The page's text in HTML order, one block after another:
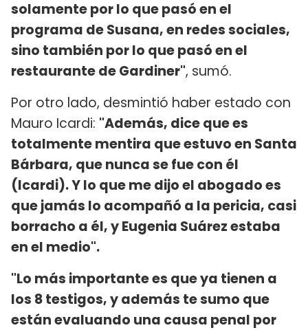
solamente por lo que pasó en el
programa de Susana, en redes sociales,
sino también por lo que pasó en el
restaurante de Gardiner", sumó.
Por otro lado, desmintió haber estado con
Mauro Icardi: "Además, dice que es
totalmente mentira que estuvo en Santa
Bárbara, que nunca se fue con él
(Icardi). Y lo que me dijo el abogado es
que jamás lo acompañó a la pericia, casi
borracho a él, y Eugenia Suárez estaba
en el medio".
"Lo más importante es que ya tienen a
los 8 testigos, y además te sumo que
están evaluando una causa penal por